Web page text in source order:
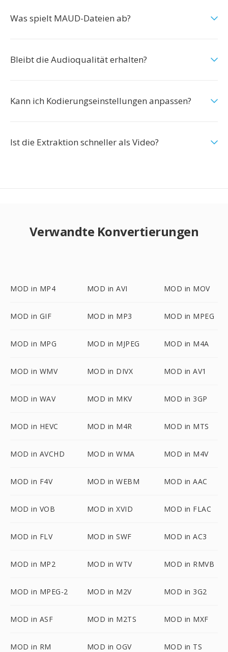
Was spielt MAUD-Dateien ab?
Bleibt die Audioqualität erhalten?
Kann ich Kodierungseinstellungen anpassen?
Ist die Extraktion schneller als Video?
Verwandte Konvertierungen
MOD in MP4 MOD in AVI MOD in MOV
MOD in GIF MOD in MP3 MOD in MPEG
MOD in MPG MOD in MJPEG MOD in M4A
MOD in WMV MOD in DIVX MOD in AV1
MOD in WAV MOD in MKV MOD in 3GP
MOD in HEVC MOD in M4R MOD in MTS
MOD in AVCHD MOD in WMA MOD in M4V
MOD in F4V MOD in WEBM MOD in AAC
MOD in VOB MOD in XVID MOD in FLAC
MOD in FLV MOD in SWF MOD in AC3
MOD in MP2 MOD in WTV MOD in RMVB
MOD in MPEG-2 MOD in M2V MOD in 3G2
MOD in ASF MOD in M2TS MOD in MXF
MOD in RM MOD in OGV MOD in TS